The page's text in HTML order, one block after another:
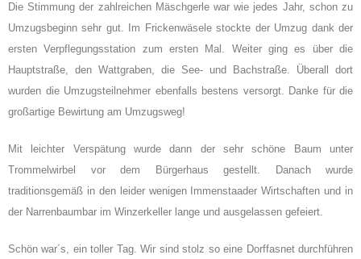
Die Stimmung der zahlreichen Mäschgerle war wie jedes Jahr, schon zu
Umzugsbeginn sehr gut. Im Frickenwäsele stockte der Umzug dank der
ersten Verpflegungsstation zum ersten Mal. Weiter ging es über die
Hauptstraße, den Wattgraben, die See- und Bachstraße. Überall dort
wurden die Umzugsteilnehmer ebenfalls bestens versorgt. Danke für die
großartige Bewirtung am Umzugsweg!
Mit leichter Verspätung wurde dann der sehr schöne Baum unter
Trommelwirbel vor dem Bürgerhaus gestellt. Danach wurde
traditionsgemäß in den leider wenigen Immenstaader Wirtschaften und in
der Narrenbaumbar im Winzerkeller lange und ausgelassen gefeiert.
Schön war´s, ein toller Tag. Wir sind stolz so eine Dorffasnet durchführen